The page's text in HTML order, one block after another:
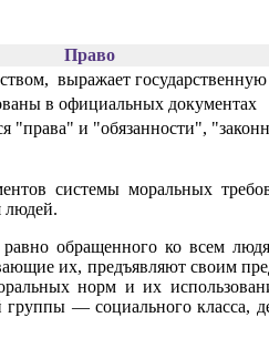
Право
выражает
в официальных документах
"права" и "обязанности",
системы моральных
людей.
обращенного ко всем
их, предъявляют своим
норм и их
группы — социального класса,